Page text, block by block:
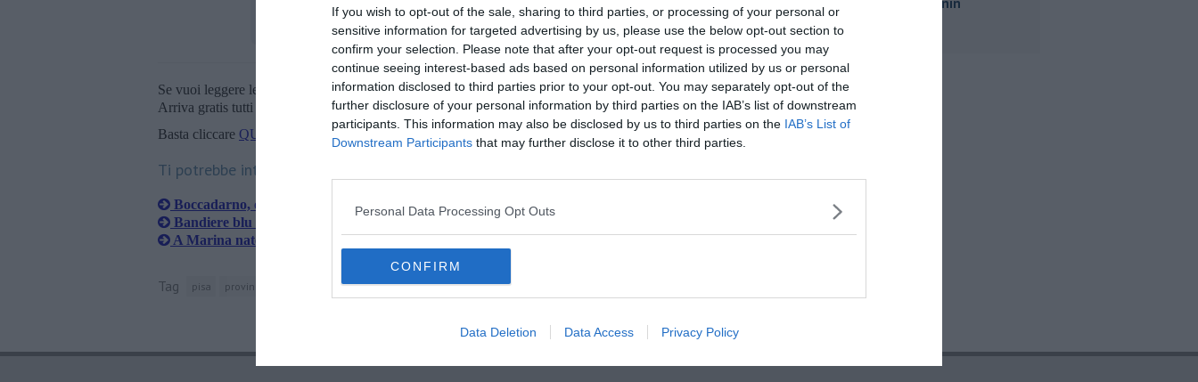
If you wish to opt-out of the sale, sharing to third parties, or processing of your personal or
sensitive information for targeted advertising by us, please use the below opt-out section to
confirm your selection. Please note that after your opt-out request is processed you may
continue seeing interest-based ads based on personal information utilized by us or personal
information disclosed to third parties prior to your opt-out. You may separately opt-out of the
further disclosure of your personal information by third parties on the IAB’s list of downstream
participants. This information may also be disclosed by us to third parties on the IAB’s List of
Downstream Participants that may further disclose it to other third parties.
Personal Data Processing Opt Outs
CONFIRM
Data Deletion Data Access Privacy Policy
Se vuoi leggere le notizie principali della Toscana iscriviti allaNewsletter QUInews - ToscanaMedia.
Arriva gratis tutti i giorni alle 20:00 direttamente nella tua casella di posta.
Basta cliccare QUI
Ti potrebbe interessare anche:
Boccadarno, oltre 5 tonnellate di rifiuti raccolti
Bandiere blu confermate per il litorale pisano
A Marina nate le prime tartarughe Caretta caretta
Tag pisa provincia di pisa toscana arno serchio caretta caretta